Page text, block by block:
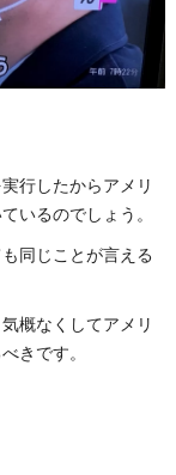
行したからアメリ
いるのでしょう。
同じことが言える
概なくしてアメリ
きです。